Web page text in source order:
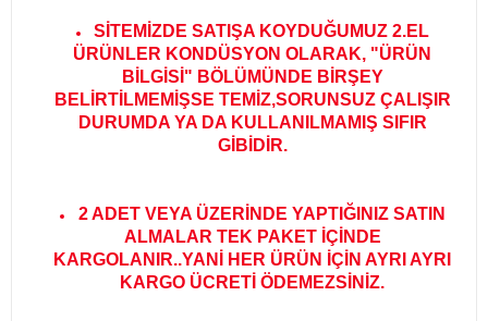
SİTEMİZDE SATIŞA KOYDUĞUMUZ 2.EL
ÜRÜNLER KONDÜSYON OLARAK, "ÜRÜN
BİLGİSİ" BÖLÜMÜNDE BİRŞEY
BELİRTİLMEMİŞSE TEMİZ,SORUNSUZ ÇALIŞIR
DURUMDA YA DA KULLANILMAMIŞ SIFIR
GİBİDİR.
2 ADET VEYA ÜZERİNDE YAPTIĞINIZ SATIN
ALMALAR TEK PAKET İÇİNDE
KARGOLANIR..YANİ HER ÜRÜN İÇİN AYRI AYRI
KARGO ÜCRETİ ÖDEMEZSİNİZ.